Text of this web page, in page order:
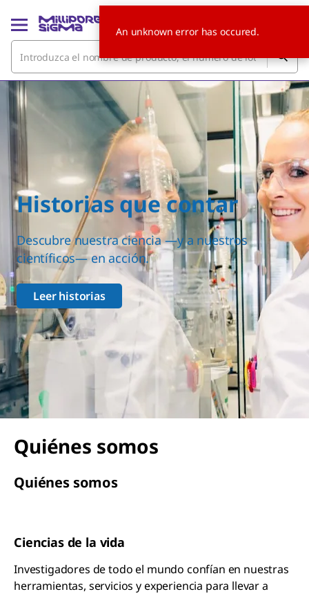
Historias que contar
Descubre nuestra ciencia —y a nuestros
científicos— en acción.
Leer historias
Quiénes somos
Quiénes somos
Ciencias de la vida
Investigadores de todo el mundo confían en nuestras
herramientas, servicios y experiencia para llevar a
An unknown error has occured.